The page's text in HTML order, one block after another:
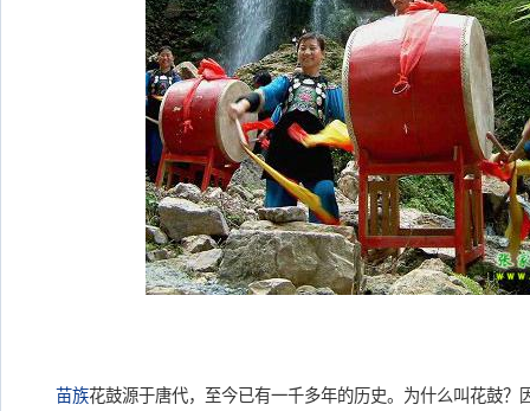
苗族花鼓源于唐代，至今已有一千多年的历史。为什么叫花鼓？